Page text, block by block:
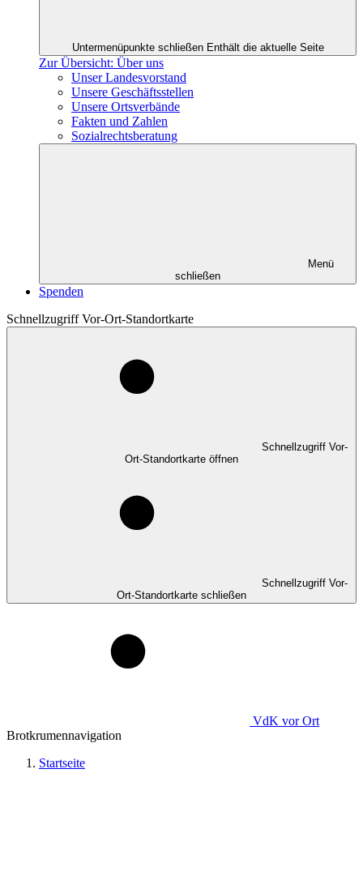
Untermenüpunkte schließen Enthält die aktuelle Seite
Zur Übersicht: Über uns
Unser Landesvorstand
Unsere Geschäftsstellen
Unsere Ortsverbände
Fakten und Zahlen
Sozialrechtsberatung
Menü
schließen
Spenden
Schnellzugriff Vor-Ort-Standortkarte
Schnellzugriff Vor-
Ort-Standortkarte öffnen
Schnellzugriff Vor-
Ort-Standortkarte schließen
VdK vor Ort
Brotkrumennavigation
Startseite